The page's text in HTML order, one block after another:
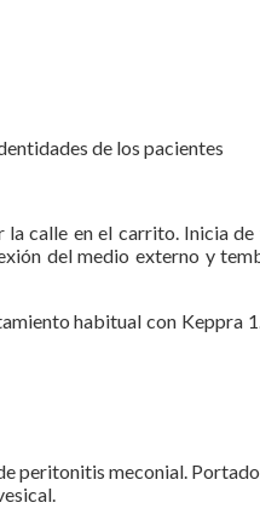
de los pacientes
calle en el carrito. Inicia
del medio externo y
habitual con Keppra
peritonitis meconial.